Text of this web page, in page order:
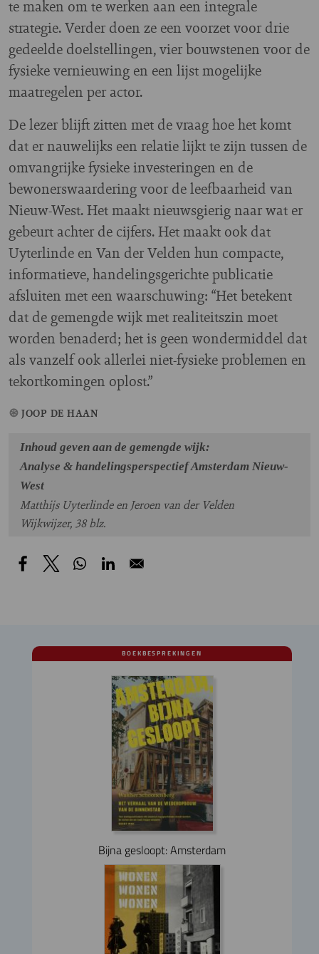
te maken om te werken aan een integrale
strategie. Verder doen ze een voorzet voor drie
gedeelde doelstellingen, vier bouwstenen voor de
fysieke vernieuwing en een lijst mogelijke
maatregelen per actor.
De lezer blijft zitten met de vraag hoe het komt
dat er nauwelijks een relatie lijkt te zijn tussen de
omvangrijke fysieke investeringen en de
bewonerswaardering voor de leefbaarheid van
Nieuw-West. Het maakt nieuwsgierig naar wat er
gebeurt achter de cijfers. Het maakt ook dat
Uyterlinde en Van der Velden hun compacte,
informatieve, handelingsgerichte publicatie
afsluiten met een waarschuwing: “Het betekent
dat de gemengde wijk met realiteitszin moet
worden benaderd; het is geen wondermiddel dat
als vanzelf ook allerlei niet-fysieke problemen en
tekortkomingen oplost.”
JOOP DE HAAN
Inhoud geven aan de gemengde wijk:
Analyse & handelingsperspectief Amsterdam Nieuw-
West
Matthijs Uyterlinde en Jeroen van der Velden
Wijkwijzer, 38 blz.
BOEKBESPREKINGEN
Bijna gesloopt: Amsterdam